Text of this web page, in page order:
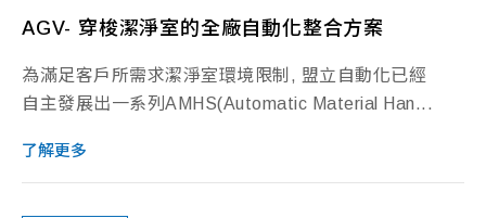
AGV- 穿梭潔淨室的全廠自動化整合方案
為滿足客戶所需求潔淨室環境限制, 盟立自動化已經
自主發展出一系列AMHS(Automatic Material Han...
了解更多